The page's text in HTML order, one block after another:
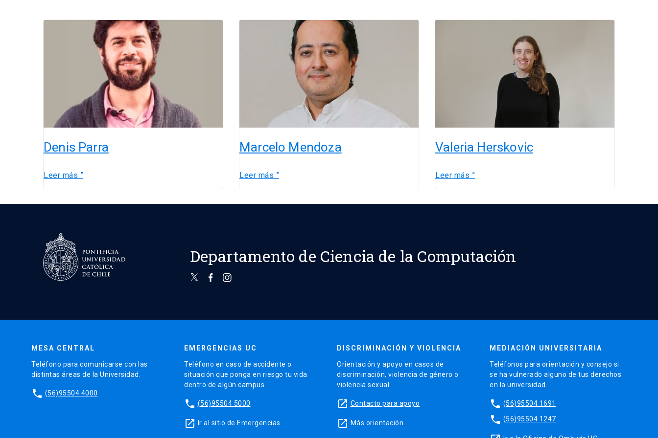
Denis Parra
Leer más ”
Marcelo Mendoza
Leer más ”
Valeria Herskovic
Leer más ”
Departamento de Ciencia de la Computación
MESA CENTRAL
Teléfono para comunicarse con las
distintas áreas de la Universidad.
phone (56)95504 4000
EMERGENCIAS UC
Teléfono en caso de accidente o
situación que ponga en riesgo tu vida
dentro de algún campus.
phone (56)95504 5000
launch Ir al sitio de Emergencias
DISCRIMINACIÓN Y VIOLENCIA
Orientación y apoyo en casos de
discriminación, violencia de género o
violencia sexual.
launch Contacto para apoyo
launch Más orientación
MEDIACIÓN UNIVERSITARIA
Teléfonos para orientación y consejo si
se ha vulnerado alguno de tus derechos
en la universidad.
phone (56)95504 1691
phone (56)95504 1247